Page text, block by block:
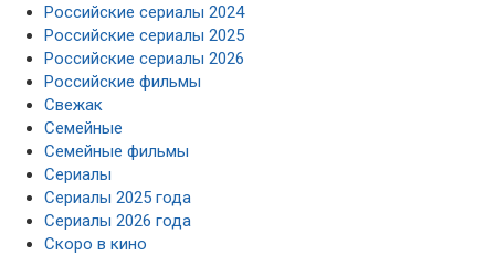
Российские сериалы 2024
Российские сериалы 2025
Российские сериалы 2026
Российские фильмы
Свежак
Семейные
Семейные фильмы
Сериалы
Сериалы 2025 года
Сериалы 2026 года
Скоро в кино